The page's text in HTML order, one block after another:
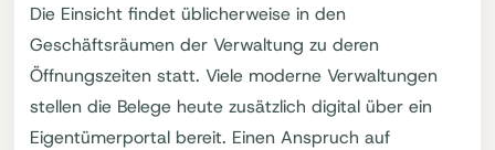
Die Einsicht findet üblicherweise in den
Geschäftsräumen der Verwaltung zu deren
Öffnungszeiten statt. Viele moderne Verwaltungen
stellen die Belege heute zusätzlich digital über ein
Eigentümerportal bereit. Einen Anspruch auf